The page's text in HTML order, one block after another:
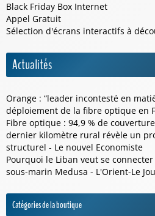
Black Friday Box Internet
Appel Gratuit
Sélection d'écrans interactifs à
Actualités
Orange : “leader incontesté en
déploiement de la fibre optique en
Fibre optique : 94,9 % de
dernier kilomètre rural révèle un
structurel - Le nouvel Economiste
Pourquoi le Liban veut se
sous-marin Medusa - L'Orient-Le
Catégories de la boutique